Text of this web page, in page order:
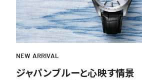
NEW ARRIVAL
ジャパンブルーと心映す情景